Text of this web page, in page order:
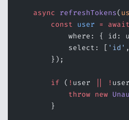
    async
refreshTokens(
        const
user = await
where: { id:
            select: [
'id'
        });
        if
( ! user !
            throw
new
        }